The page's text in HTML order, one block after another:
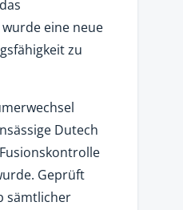
eine neue
zu
Dutech
Geprüft
sämtlicher